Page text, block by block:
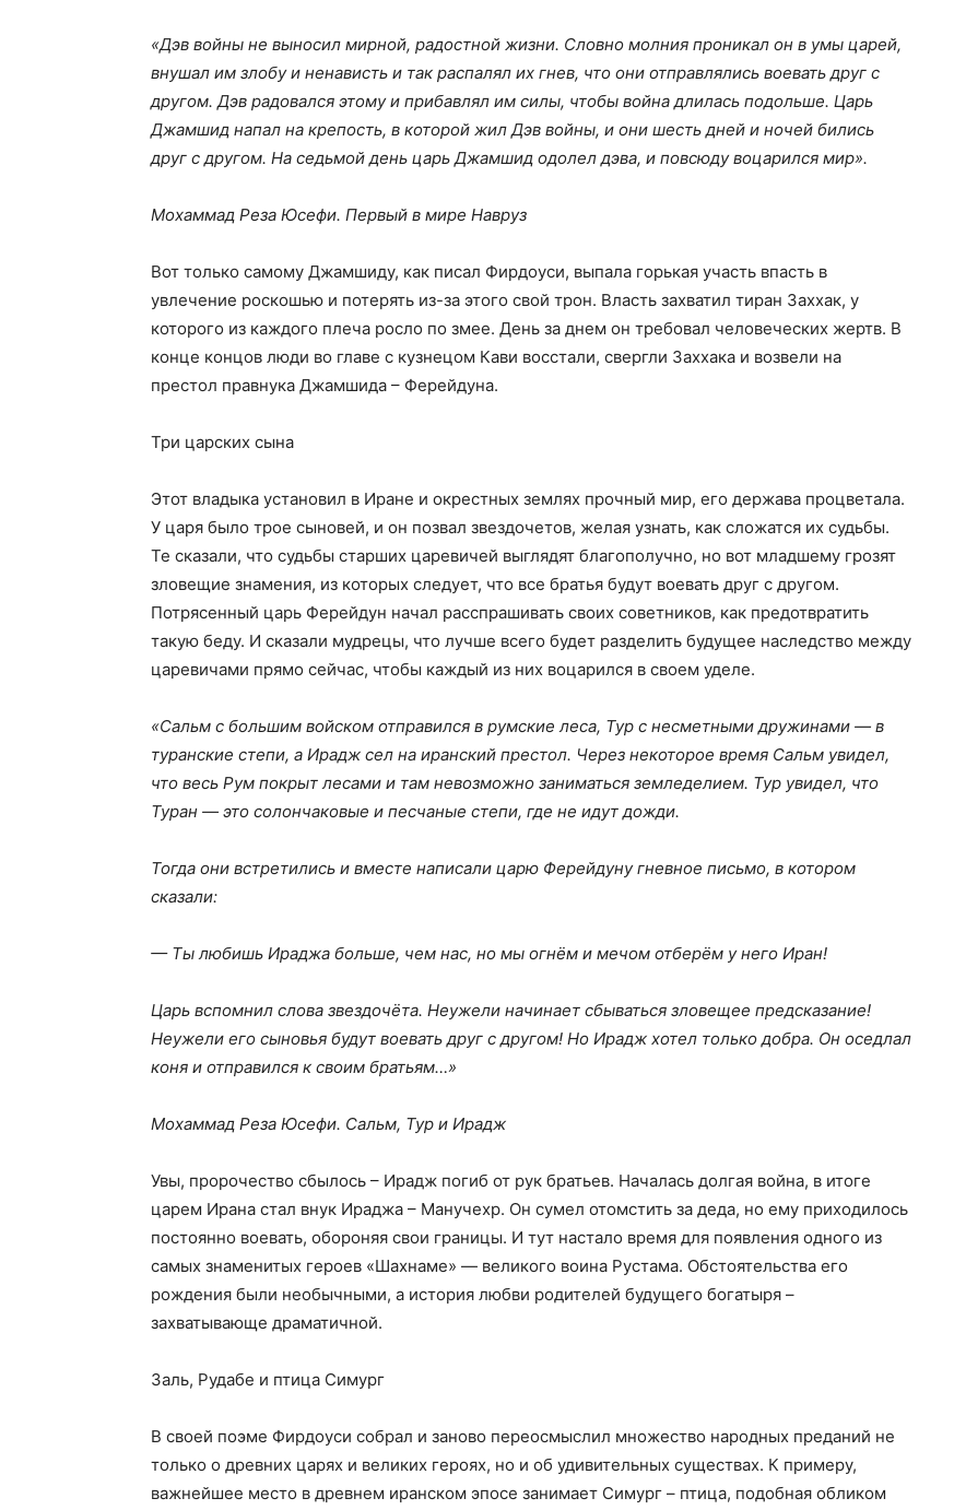
«Дэв войны не выносил мирной, радостной жизни. Словно молния проникал он в умы царей,
внушал им злобу и ненависть и так распалял их гнев, что они отправлялись воевать друг с
другом. Дэв радовался этому и прибавлял им силы, чтобы война длилась подольше. Царь
Джамшид напал на крепость, в которой жил Дэв войны, и они шесть дней и ночей бились
друг с другом. На седьмой день царь Джамшид одолел дэва, и повсюду воцарился мир».
Мохаммад Реза Юсефи. Первый в мире Навруз
Вот только самому Джамшиду, как писал Фирдоуси, выпала горькая участь впасть в
увлечение роскошью и потерять из-за этого свой трон. Власть захватил тиран Заххак, у
которого из каждого плеча росло по змее. День за днем он требовал человеческих жертв. В
конце концов люди во главе с кузнецом Кави восстали, свергли Заххака и возвели на
престол правнука Джамшида – Ферейдуна.
Три царских сына
Этот владыка установил в Иране и окрестных землях прочный мир, его держава процветала.
У царя было трое сыновей, и он позвал звездочетов, желая узнать, как сложатся их судьбы.
Те сказали, что судьбы старших царевичей выглядят благополучно, но вот младшему грозят
зловещие знамения, из которых следует, что все братья будут воевать друг с другом.
Потрясенный царь Ферейдун начал расспрашивать своих советников, как предотвратить
такую беду. И сказали мудрецы, что лучше всего будет разделить будущее наследство между
царевичами прямо сейчас, чтобы каждый из них воцарился в своем уделе.
«Сальм с большим войском отправился в румские леса, Тур с несметными дружинами — в
туранские степи, а Ирадж сел на иранский престол. Через некоторое время Сальм увидел,
что весь Рум покрыт лесами и там невозможно заниматься земледелием. Тур увидел, что
Туран — это солончаковые и песчаные степи, где не идут дожди.
Тогда они встретились и вместе написали царю Ферейдуну гневное письмо, в котором
сказали:
— Ты любишь Ираджа больше, чем нас, но мы огнём и мечом отберём у него Иран!
Царь вспомнил слова звездочёта. Неужели начинает сбываться зловещее предсказание!
Неужели его сыновья будут воевать друг с другом! Но Ирадж хотел только добра. Он оседлал
коня и отправился к своим братьям…»
Мохаммад Реза Юсефи. Сальм, Тур и Ирадж
Увы, пророчество сбылось – Ирадж погиб от рук братьев. Началась долгая война, в итоге
царем Ирана стал внук Ираджа – Манучехр. Он сумел отомстить за деда, но ему приходилось
постоянно воевать, обороняя свои границы. И тут настало время для появления одного из
самых знаменитых героев «Шахнаме» — великого воина Рустама. Обстоятельства его
рождения были необычными, а история любви родителей будущего богатыря –
захватывающе драматичной.
Заль, Рудабе и птица Симург
В своей поэме Фирдоуси собрал и заново переосмыслил множество народных преданий не
только о древних царях и великих героях, но и об удивительных существах. К примеру,
важнейшее место в древнем иранском эпосе занимает Симург – птица, подобная обликом